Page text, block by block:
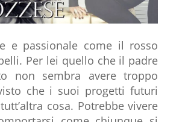
e passionale come il rosso
Per lei quello che il padre
non sembra avere troppo
che i suoi progetti futuri
cosa. Potrebbe vivere